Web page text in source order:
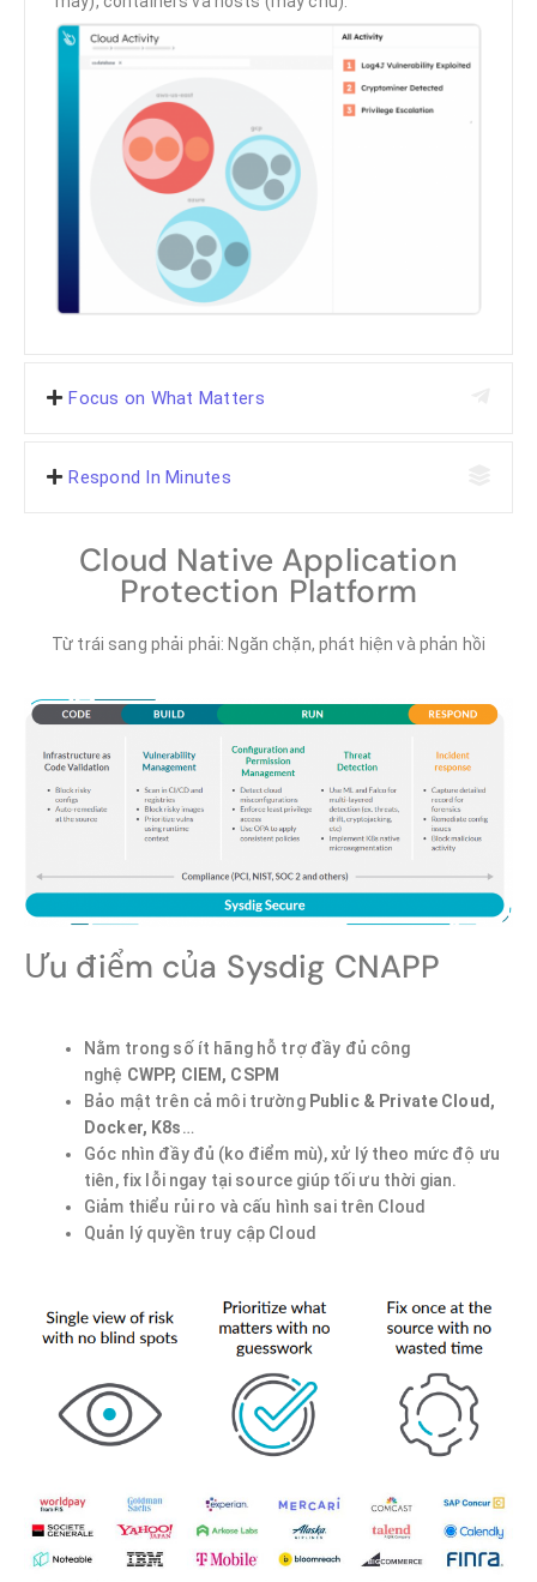
Focus on What Matters
Respond In Minutes
Cloud Native Application
Protection Platform
Từ trái sang phải phải: Ngăn chặn, phát hiện và phản hồi
Ưu điểm của Sysdig CNAPP
Nằm trong số ít hãng hỗ trợ đầy đủ công
nghệ CWPP, CIEM, CSPM
Bảo mật trên cả môi trường Public & Private Cloud,
Docker, K8s…
Góc nhìn đầy đủ (ko điểm mù), xử lý theo mức độ ưu
tiên, fix lỗi ngay tại source giúp tối ưu thời gian.
Giảm thiểu rủi ro và cấu hình sai trên Cloud
Quản lý quyền truy cập Cloud